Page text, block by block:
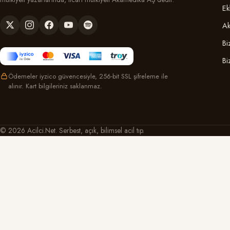
Ödemeler iyzico güvencesiyle, 256-bit SSL şifreleme ile
alınır. Kart bilgileriniz saklanmaz.
© 2026 Acilci.Net. Serbest, açık, bilimsel acil tıp.